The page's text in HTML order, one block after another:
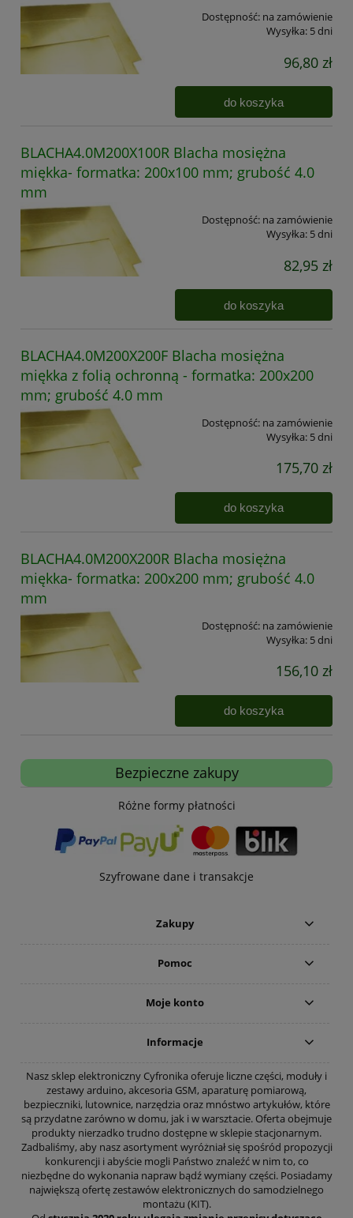
Dostępność: na zamówienie
Wysyłka: 5 dni
96,80 zł
do koszyka
BLACHA4.0M200X100R Blacha mosiężna
miękka- formatka: 200x100 mm; grubość 4.0
mm
Dostępność: na zamówienie
Wysyłka: 5 dni
82,95 zł
do koszyka
BLACHA4.0M200X200F Blacha mosiężna
miękka z folią ochronną - formatka: 200x200
mm; grubość 4.0 mm
Dostępność: na zamówienie
Wysyłka: 5 dni
175,70 zł
do koszyka
BLACHA4.0M200X200R Blacha mosiężna
miękka- formatka: 200x200 mm; grubość 4.0
mm
Dostępność: na zamówienie
Wysyłka: 5 dni
156,10 zł
do koszyka
Bezpieczne zakupy
Różne formy płatności
Szyfrowane dane i transakcje
Zakupy
Pomoc
Moje konto
Informacje
Nasz sklep elektroniczny Cyfronika oferuje liczne części, moduły i
zestawy arduino, akcesoria GSM, aparaturę pomiarową,
bezpieczniki, lutownice, narzędzia oraz mnóstwo artykułów, które
są przydatne zarówno w domu, jak i w warsztacie. Oferta obejmuje
produkty nierzadko trudno dostępne w sklepie stacjonarnym.
Zadbaliśmy, aby nasz asortyment wyróżniał się spośród propozycji
konkurencji i abyście mogli Państwo znaleźć w nim to, co
niezbędne do wykonania napraw bądź wymiany części. Posiadamy
największą ofertę zestawów elektronicznych do samodzielnego
montażu (KIT).